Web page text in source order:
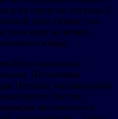
и на порог не пускала. С
дети узнают, что
этом мире не вечно,
в беде.
Шуха написана с
Постановка
Петрова, музыкальный
артист России
заслуженного